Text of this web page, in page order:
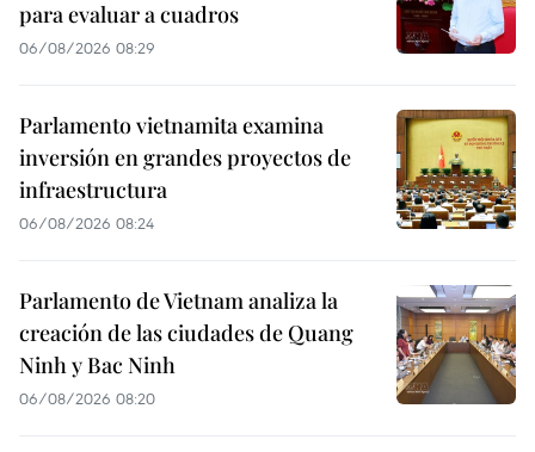
para evaluar a cuadros
06/08/2026 08:29
Parlamento vietnamita examina
inversión en grandes proyectos de
infraestructura
06/08/2026 08:24
Parlamento de Vietnam analiza la
creación de las ciudades de Quang
Ninh y Bac Ninh
06/08/2026 08:20